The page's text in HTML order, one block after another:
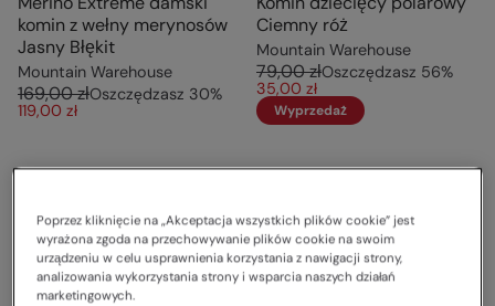
komin z wełny merynosów
Jasny Błękit
Mountain Warehouse
169,00 złOszczędzasz 30%
119,00 zł
Ciemny róż
Mountain Warehouse
79,00 złOszczędzasz 56%
35,00 zł
Wyprzedaż
Poprzez kliknięcie na „Akceptacja wszystkich plików cookie” jest
wyrażona zgoda na przechowywanie plików cookie na swoim
urządzeniu w celu usprawnienia korzystania z nawigacji strony,
analizowania wykorzystania strony i wsparcia naszych działań
marketingowych.